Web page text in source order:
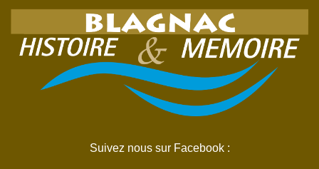
Suivez nous sur Facebook :